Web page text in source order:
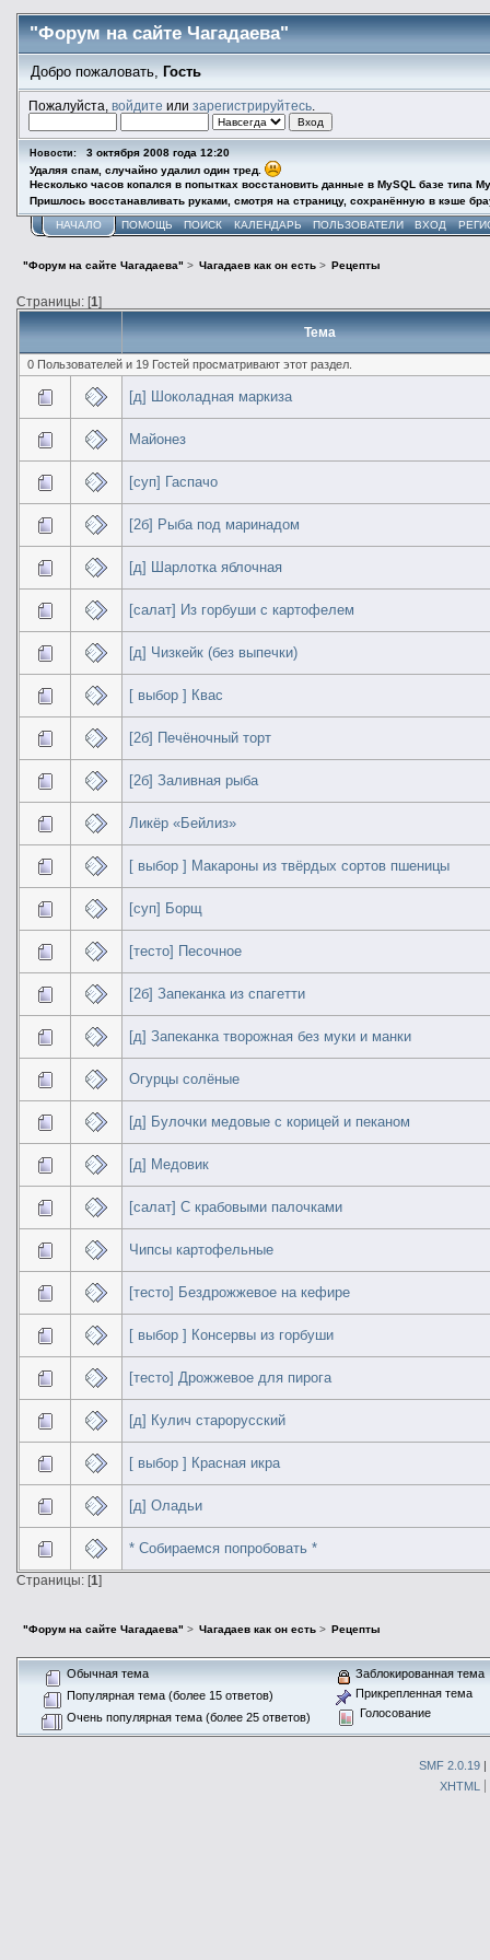
"Форум на сайте Чагадаева"
Добро пожаловать, Гость
Пожалуйста, войдите или зарегистрируйтесь.
Новости:
3 октября 2008 года 12:20
Удаляя спам, случайно удалил один тред.
Несколько часов копался в попытках восстановить данные в MySQL базе типа
Пришлось восстанавливать руками, смотря на страницу, сохранённую в кэше
НАЧАЛО ПОМОЩЬ ПОИСК КАЛЕНДАРЬ ПОЛЬЗОВАТЕЛИ ВХОД
"Форум на сайте Чагадаева" > Чагадаев как он есть > Рецепты
Страницы: [1]
Тема
0 Пользователей и 19 Гостей просматривают этот раздел.
[д] Шоколадная маркиза
Майонез
[суп] Гаспачо
[2б] Рыба под маринадом
[д] Шарлотка яблочная
[салат] Из горбуши с картофелем
[д] Чизкейк (без выпечки)
[ выбор ] Квас
[2б] Печёночный торт
[2б] Заливная рыба
Ликёр «Бейлиз»
[ выбор ] Макароны из твёрдых сортов пшеницы
[суп] Борщ
[тесто] Песочное
[2б] Запеканка из спагетти
[д] Запеканка творожная без муки и манки
Огурцы солёные
[д] Булочки медовые с корицей и пеканом
[д] Медовик
[салат] С крабовыми палочками
Чипсы картофельные
[тесто] Бездрожжевое на кефире
[ выбор ] Консервы из горбуши
[тесто] Дрожжевое для пирога
[д] Кулич старорусский
[ выбор ] Красная икра
[д] Оладьи
* Собираемся попробовать *
Страницы: [1]
"Форум на сайте Чагадаева" > Чагадаев как он есть > Рецепты
Обычная тема
Популярная тема (более 15 ответов)
Очень популярная тема (более 25 ответов)
Заблокированная тема
Прикрепленная тема
Голосование
SMF 2.0.19 |
XHTML